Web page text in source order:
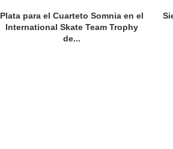
Plata para el Cuarteto Somnia en el
International Skate Team Trophy
de...